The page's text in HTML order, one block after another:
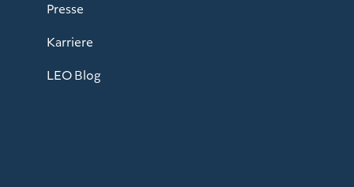
Presse
Karriere
LEO Blog